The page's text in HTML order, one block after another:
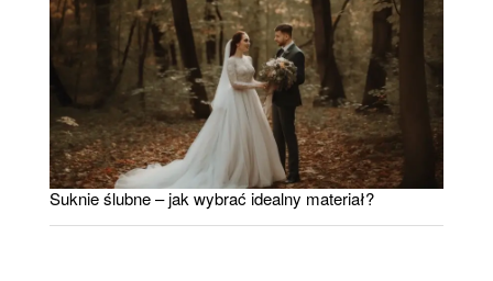
Suknie ślubne – jak wybrać idealny materiał?